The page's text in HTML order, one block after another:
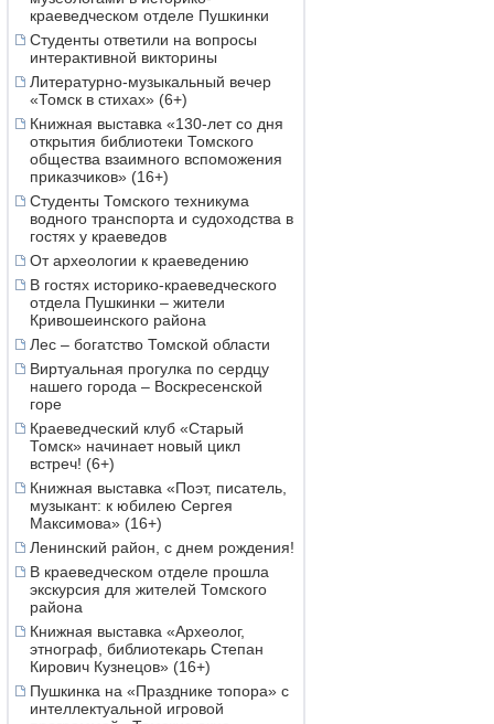
краеведческом отделе Пушкинки
Студенты ответили на вопросы
интерактивной викторины
Литературно-музыкальный вечер
«Томск в стихах» (6+)
Книжная выставка «130-лет со дня
открытия библиотеки Томского
общества взаимного вспоможения
приказчиков» (16+)
Студенты Томского техникума
водного транспорта и судоходства в
гостях у краеведов
От археологии к краеведению
В гостях историко-краеведческого
отдела Пушкинки – жители
Кривошеинского района
Лес – богатство Томской области
Виртуальная прогулка по сердцу
нашего города – Воскресенской
горе
Краеведческий клуб «Старый
Томск» начинает новый цикл
встреч! (6+)
Книжная выставка «Поэт, писатель,
музыкант: к юбилею Сергея
Максимова» (16+)
Ленинский район, с днем рождения!
В краеведческом отделе прошла
экскурсия для жителей Томского
района
Книжная выставка «Археолог,
этнограф, библиотекарь Степан
Кирович Кузнецов» (16+)
Пушкинка на «Празднике топора» с
интеллектуальной игровой